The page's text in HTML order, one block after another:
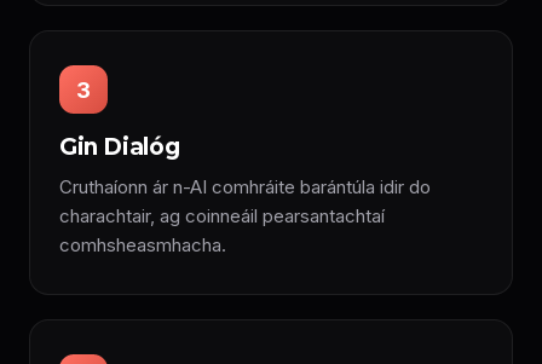
3
Gin Dialóg
Cruthaíonn ár n-AI comhráite barántúla idir do
charachtair, ag coinneáil pearsantachtaí
comhsheasmhacha.